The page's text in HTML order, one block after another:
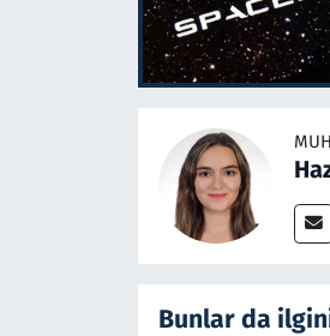
Bunlar da